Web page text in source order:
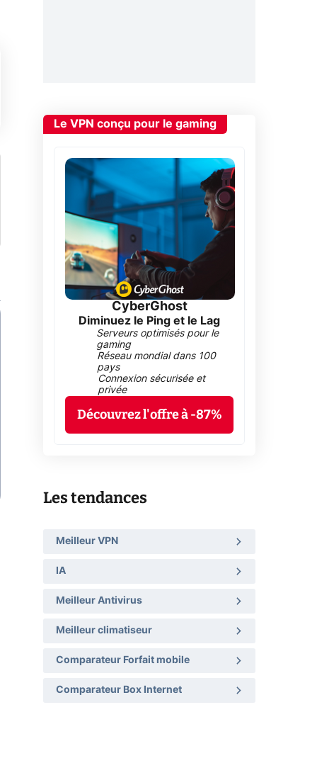
Le VPN conçu pour le gaming
CyberGhost
Diminuez le Ping et le Lag
Serveurs optimisés pour le
gaming
Réseau mondial dans 100
pays
Connexion sécurisée et
privée
Découvrez l'offre à -87%
Les tendances
Meilleur VPN
IA
Meilleur Antivirus
Meilleur climatiseur
Comparateur Forfait mobile
Comparateur Box Internet